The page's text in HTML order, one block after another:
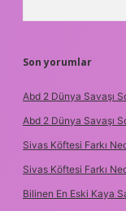
Son yorumlar
Abd 2 Dünya Savaşı
Abd 2 Dünya Savaşı
Sivas Köftesi Farkı
Sivas Köftesi Farkı
Bilinen En Eski Kaya